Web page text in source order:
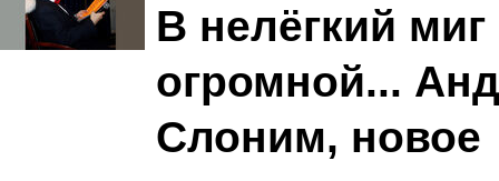
В нелёгкий миг
огромной...
Слоним, новое